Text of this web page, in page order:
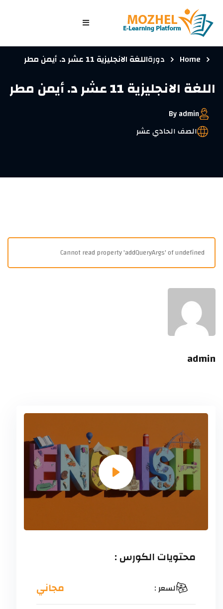
الرئيسية
الصفوف
الدورات التدريبية
Home دورةاللغة الانجليزية 11 عشر د. أيمن مطر
اللغة الانجليزية 11 عشر د. أيمن مطر
By admin
الصف الحادي عشر
Cannot read property 'addQueryArgs' of undefined
admin
محتويات الكورس :
السعر : مجاني